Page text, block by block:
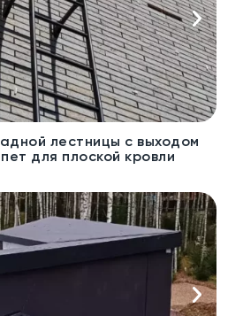
лестницы с выходом
для плоской кровли